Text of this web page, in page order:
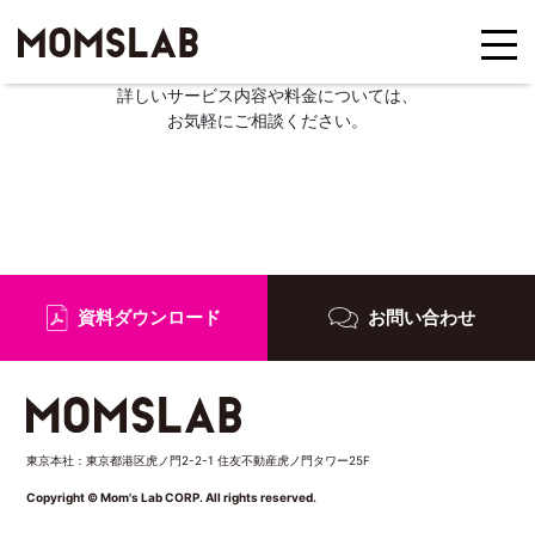
詳しいサービス内容や料金については、
お気軽にご相談ください。
資料ダウンロード お問い合わせ
東京本社：東京都港区虎ノ門2-2-1 住友不動産虎ノ門タワー25F
Copyright © Mom's Lab CORP. All rights reserved.